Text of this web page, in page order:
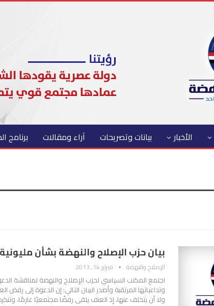
الأخبار بيانات وتصريحات آراء ومقالات برنامج
بيان حزب الإصلاح والنهضة بشأن
الإصلاح والنهضة فبراير 14, 2013
اجتمع المكتب السياسي لحزب الإصلاح والنهضة لمناقشة
وتداعياتها المرتقبة وأصدر البيان التالي: إن الدعوة إلى
ولا أن يتخلف عنها، إذ العنف يلقى رفضًا مجتمعيًا عارمًا،